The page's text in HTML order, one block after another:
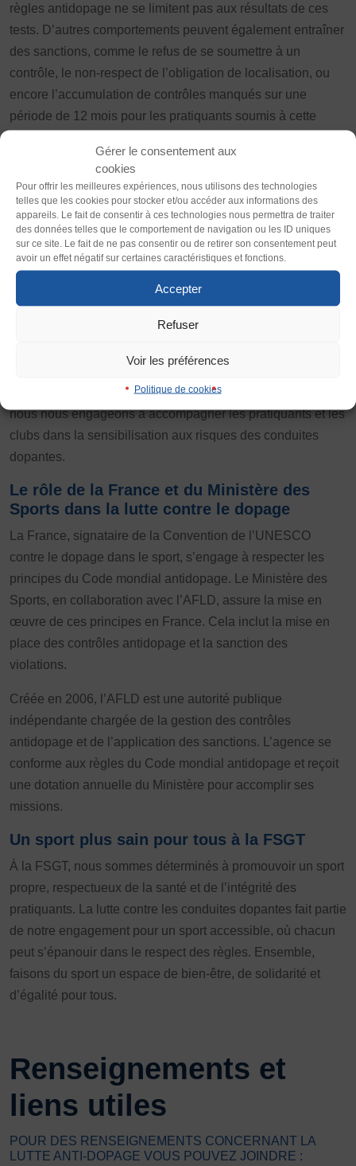
Gérer le consentement aux
cookies
Pour offrir les meilleures expériences, nous utilisons des technologies
telles que les cookies pour stocker et/ou accéder aux informations des
appareils. Le fait de consentir à ces technologies nous permettra de traiter
des données telles que le comportement de navigation ou les ID uniques
sur ce site. Le fait de ne pas consentir ou de retirer son consentement peut
avoir un effet négatif sur certaines caractéristiques et fonctions.
Accepter
Refuser
Voir les préférences
Politique de cookies
règles antidopage ne se limitent pas aux résultats de ces
tests. D’autres comportements peuvent également entraîner
des sanctions, comme le refus de se soumettre à un
contrôle, le non-respect de l’obligation de localisation, ou
encore l’accumulation de contrôles manqués sur une
période de 12 mois pour les pratiquants soumis à cette
Quelles sont les conséquences d’une violation des
règles antidopage ?
Lorsqu’une violation est constatée, une procédure
disciplinaire est lancée par l’Agence française de lutte
contre le dopage (AFLD). Les conséquences peuvent
inclure une interdiction temporaire ou définitive de participer
d’encadrement ou d’entraînement.
À la FSGT, nous prenons ces questions très au sérieux et
nous nous engageons à accompagner les pratiquants et les
clubs dans la sensibilisation aux risques des conduites
dopantes.
Le rôle de la France et du Ministère des
Sports dans la lutte contre le dopage
La France, signataire de la Convention de l’UNESCO
contre le dopage dans le sport, s’engage à respecter les
principes du Code mondial antidopage. Le Ministère des
Sports, en collaboration avec l’AFLD, assure la mise en
œuvre de ces principes en France. Cela inclut la mise en
place des contrôles antidopage et la sanction des
violations.
Créée en 2006, l’AFLD est une autorité publique
indépendante chargée de la gestion des contrôles
antidopage et de l’application des sanctions. L’agence se
conforme aux règles du Code mondial antidopage et reçoit
une dotation annuelle du Ministère pour accomplir ses
missions.
Un sport plus sain pour tous à la FSGT
À la FSGT, nous sommes déterminés à promouvoir un sport
propre, respectueux de la santé et de l’intégrité des
pratiquants. La lutte contre les conduites dopantes fait partie
de notre engagement pour un sport accessible, où chacun
peut s’épanouir dans le respect des règles. Ensemble,
faisons du sport un espace de bien-être, de solidarité et
d’égalité pour tous.
Renseignements et
liens utiles
POUR DES RENSEIGNEMENTS CONCERNANT LA
LUTTE ANTI-DOPAGE VOUS POUVEZ JOINDRE :
Thème
Clair Sombre
Police (dyslexie)
Défaut Adapter
Taille du texte
Défaut Supprimer
Défaut Remplacer par du texte